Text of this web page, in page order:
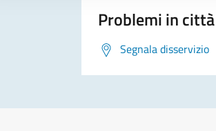
Problemi in città
Segnala disservizio